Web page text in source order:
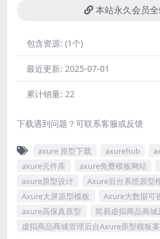
本站永久会员
包含资源: (1个)
最近更新: 2025-07-01
累计销量: 22
下载遇到问题？可联系客服或反馈
axure 原型下载 axurehub
axure元件库
axure免费模板网站
axure原型设计
Axure后台系统原型
Axure大屏原型模板
Axure大数据可
axure高保真原型
简易虚拟商品商城
虚拟商品商城管理后台Axure原型模板